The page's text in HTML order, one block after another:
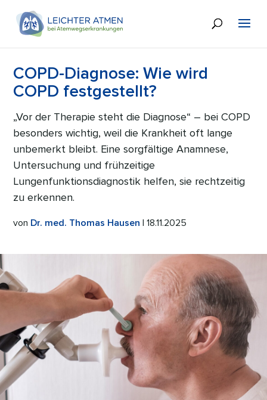
COPD-Diagnose: Wie wird
COPD festgestellt?
„Vor der Therapie steht die Diagnose“ – bei COPD
besonders wichtig, weil die Krankheit oft lange
unbemerkt bleibt. Eine sorgfältige Anamnese,
Untersuchung und frühzeitige
Lungenfunktionsdiagnostik helfen, sie rechtzeitig
zu erkennen.
von Dr. med. Thomas Hausen | 18.11.2025